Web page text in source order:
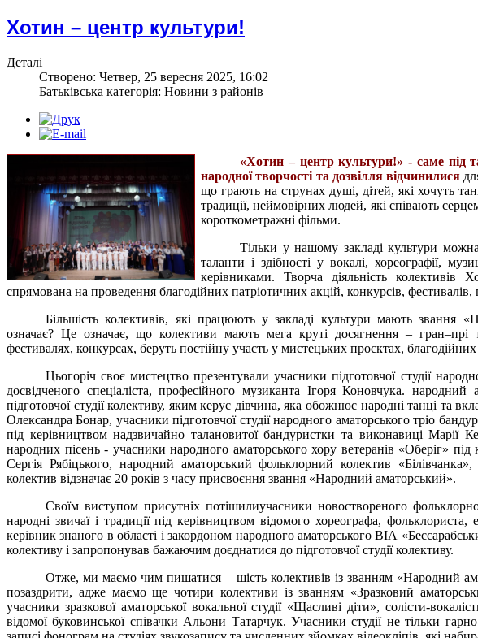
Хотин – центр культури!
Деталі
Створено: Четвер, 25 вересня 2025, 16:02
Батьківська категорія: Новини з районів
«Хотин – центр культури!» - саме під
народної творчості та дозвілля відчинилися
що грають на струнах душі, дітей, які хочуть
традиції, неймовірних людей, які співають
короткометражні фільми.
Тільки у нашому закладі культури
таланти і здібності у вокалі, хореографії,
керівниками. Творча діяльність колективів
спрямована на проведення благодійних патріотичних акцій, конкурсів,
Більшість колективів, які працюють у закладі культури мають звання
означає? Це означає, що колективи мають мега круті досягнення – гран–прі
фестивалях, конкурсах, беруть постійну участь у мистецьких проєктах,
Цьогоріч своє мистецтво презентували учасники підготовчої студії
досвідченого спеціаліста, професійного музиканта Ігоря Коновчука.
підготовчої студії колективу, яким керує дівчина, яка обожнює народні танці та
Олександра Бонар, учасники підготовчої студії народного аматорського тріо
під керівництвом надзвичайно талановитої бандуристки та виконавиці Марії
народних пісень - учасники народного аматорського хору ветеранів «Оберіг»
Сергія Рябіцького, народний аматорський фольклорний колектив
колектив відзначає 20 років з часу присвоєння звання «Народний аматорський».
Своїм виступом присутніх потішилиучасники новоствореного
народні звичаї і традиції під керівництвом відомого хореографа,
керівник знаного в області і закордоном народного аматорського ВІА
колективу і запропонував бажаючим доєднатися до підготовчої студії колективу.
Отже, ми маємо чим пишатися – шість колективів із званням «Народний
позаздрити, адже маємо ще чотири колективи із званням «Зразковий
учасники зразкової аматорської вокальної студії «Щасливі діти», солісти-
відомої буковинської співачки Альони Татарчук. Учасники студії не тільки